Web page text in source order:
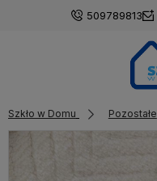
509789813
Szkło w Domu Pozostałe